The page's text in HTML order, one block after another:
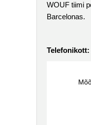
WOUF tiimi
Barcelonas.
Telefonikott: